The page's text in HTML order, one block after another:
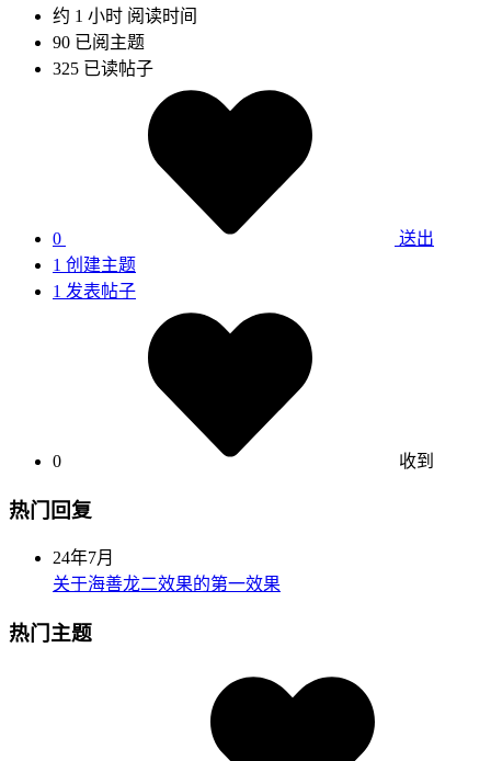
约 1 小时 阅读时间
90 已阅主题
325 已读帖子
0
送出
1 创建主题
1 发表帖子
0 收到
热门回复
24年7月
关于海善龙二效果的第一效果
热门主题